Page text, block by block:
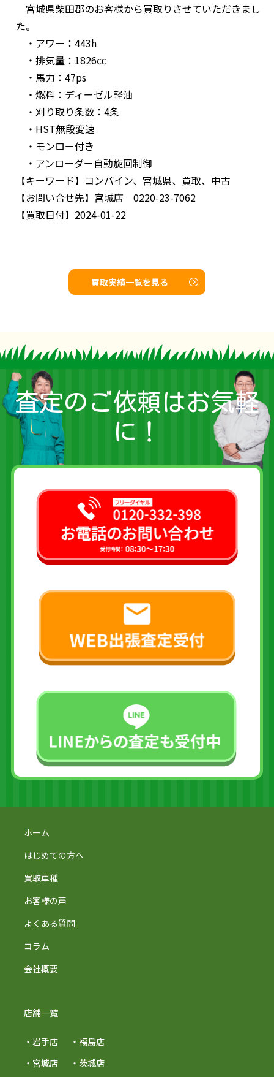
宮城県柴田郡のお客様から買取りさせていただきまし
た。
・アワー：443h
・排気量：1826㏄
・馬力：47ps
・燃料：ディーゼル軽油
・刈り取り条数：4条
・HST無段変速
・モンロー付き
・アンローダー自動旋回制御
【キーワード】 コンバイン、宮城県、買取、中古
【お問い合せ先】 宮城店 0220-23-7062
【買取日付】 2024-01-22
買取実績一覧を見る
査定のご依頼はお気軽
に！
ホーム
はじめての方へ
買取車種
お客様の声
よくある質問
コラム
会社概要
店舗一覧
・岩手店
・宮城店
・福島店
・茨城店